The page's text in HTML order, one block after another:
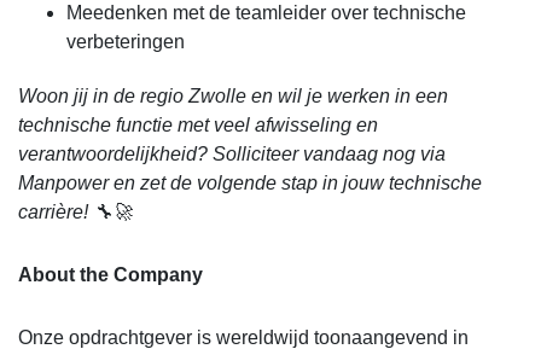
Meedenken met de teamleider over technische
verbeteringen
Woon jij in de regio Zwolle en wil je werken in een
technische functie met veel afwisseling en
verantwoordelijkheid? Solliciteer vandaag nog via
Manpower en zet de volgende stap in jouw technische
carrière! 🔧🚀
About the Company
Onze opdrachtgever is wereldwijd toonaangevend in